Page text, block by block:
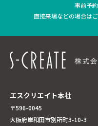
エスクリエイト本社
〒596-0045
大阪府岸和田市別所町3-10-3
事前予
直接来場などの場合は